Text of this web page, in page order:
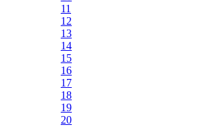
11
12
13
14
15
16
17
18
19
20